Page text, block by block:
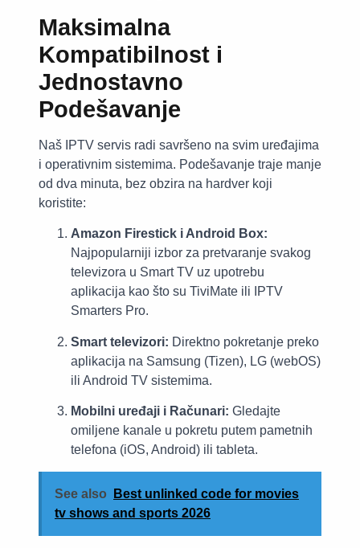
Maksimalna
Kompatibilnost i
Jednostavno
Podešavanje
Naš IPTV servis radi savršeno na svim uređajima
i operativnim sistemima. Podešavanje traje manje
od dva minuta, bez obzira na hardver koji
koristite:
Amazon Firestick i Android Box:
Najpopularniji izbor za pretvaranje svakog
televizora u Smart TV uz upotrebu
aplikacija kao što su TiviMate ili IPTV
Smarters Pro.
Smart televizori: Direktno pokretanje preko
aplikacija na Samsung (Tizen), LG (webOS)
ili Android TV sistemima.
Mobilni uređaji i Računari: Gledajte
omiljene kanale u pokretu putem pametnih
telefona (iOS, Android) ili tableta.
See also
Best unlinked code for movies
tv shows and sports 2026